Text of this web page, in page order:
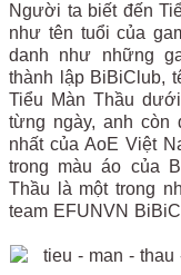
Người ta biết đến
như tên tuổi của
danh như những
thành lập BiBiClub,
Tiểu Màn Thầu
từng ngày, anh còn
nhất của AoE Việt
trong màu áo của
Thầu là một trong
team EFUNVN